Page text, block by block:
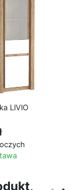
LIVIO